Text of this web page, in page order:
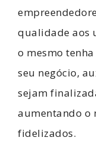
qualidade aos
o mesmo
seu negócio,
sejam
aumentando o
fidelizados.